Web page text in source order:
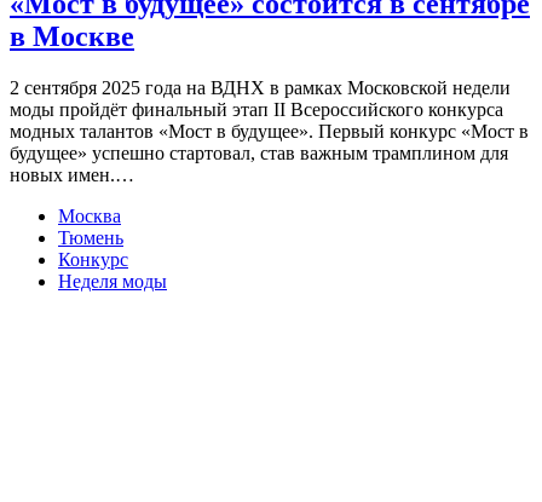
в Москве
2 сентября 2025 года на ВДНХ в рамках Московской недели
моды пройдёт финальный этап II Всероссийского конкурса
модных талантов «Мост в будущее». Первый конкурс «Мост в
будущее» успешно стартовал, став важным трамплином для
новых имен.…
Москва
Тюмень
Конкурс
Неделя моды